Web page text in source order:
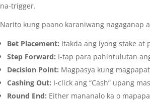
na-trigger.
Narito kung paano karaniwang nagaganap
Bet Placement: Itakda ang iyong stake at
Step Forward: I-tap para pahintulutan
Decision Point: Magpasya kung
Cashing Out: I-click ang “Cash” upang
Round End: Either mananalo ka o